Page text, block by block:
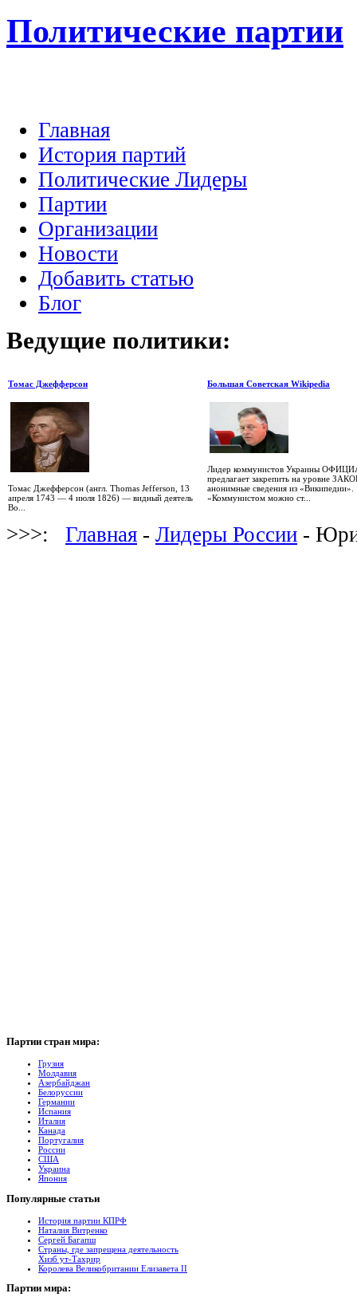
Политические партии
Главная
История партий
Политические Лидеры
Партии
Организации
Новости
Добавить статью
Блог
Ведущие политики:
Томас Джефферсон
Томас Джефферсон (англ. Thomas Jefferson, 13
апреля 1743 — 4 июля 1826) — видный деятель
Во...
Большая Советская Wikipedia
Лидер коммунистов Украины
предлагает закрепить на уровне
анонимные сведения из «Википедии».
«Коммунистом можно ст...
>>>: Главная - Лидеры России -
Партии стран мира:
Грузия
Молдавия
Азербайджан
Белоруссии
Германии
Испания
Италия
Канада
Португалия
России
США
Украина
Япония
Популярные cтатьи
История партии КПРФ
Наталия Витренко
Сергей Багапш
Страны, где запрещена деятельность
Хизб ут-Тахрир
Королева Великобритании Елизавета II
Партии мира: